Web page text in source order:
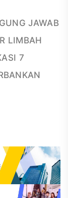
JAWAB
LIMBAH
7